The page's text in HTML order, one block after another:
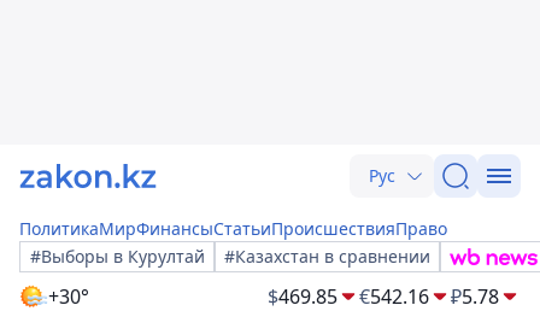
Рус
ПолитикаМирФинансыСтатьиПроисшествияПраво
#Выборы в Курултай
#Казахстан в сравнении
+30° $469.85 €542.16 ₽5.78